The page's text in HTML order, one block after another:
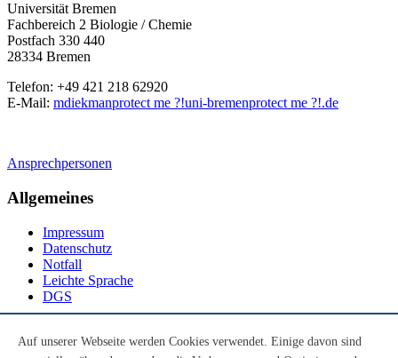
Universität Bremen
Fachbereich 2 Biologie / Chemie
Postfach 330 440
28334 Bremen
Telefon: +49 421 218 62920
E-Mail: mdiekmanprotect me ?!uni-bremenprotect me ?!.de
Ansprechpersonen
Allgemeines
Impressum
Datenschutz
Notfall
Leichte Sprache
DGS
Auf unserer Webseite werden Cookies verwendet. Einige davon sind